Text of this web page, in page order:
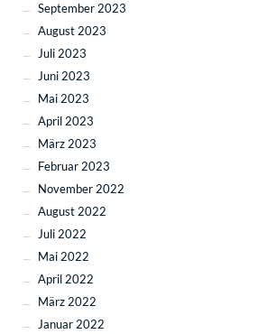
September 2023
August 2023
Juli 2023
Juni 2023
Mai 2023
April 2023
März 2023
Februar 2023
November 2022
August 2022
Juli 2022
Mai 2022
April 2022
März 2022
Januar 2022